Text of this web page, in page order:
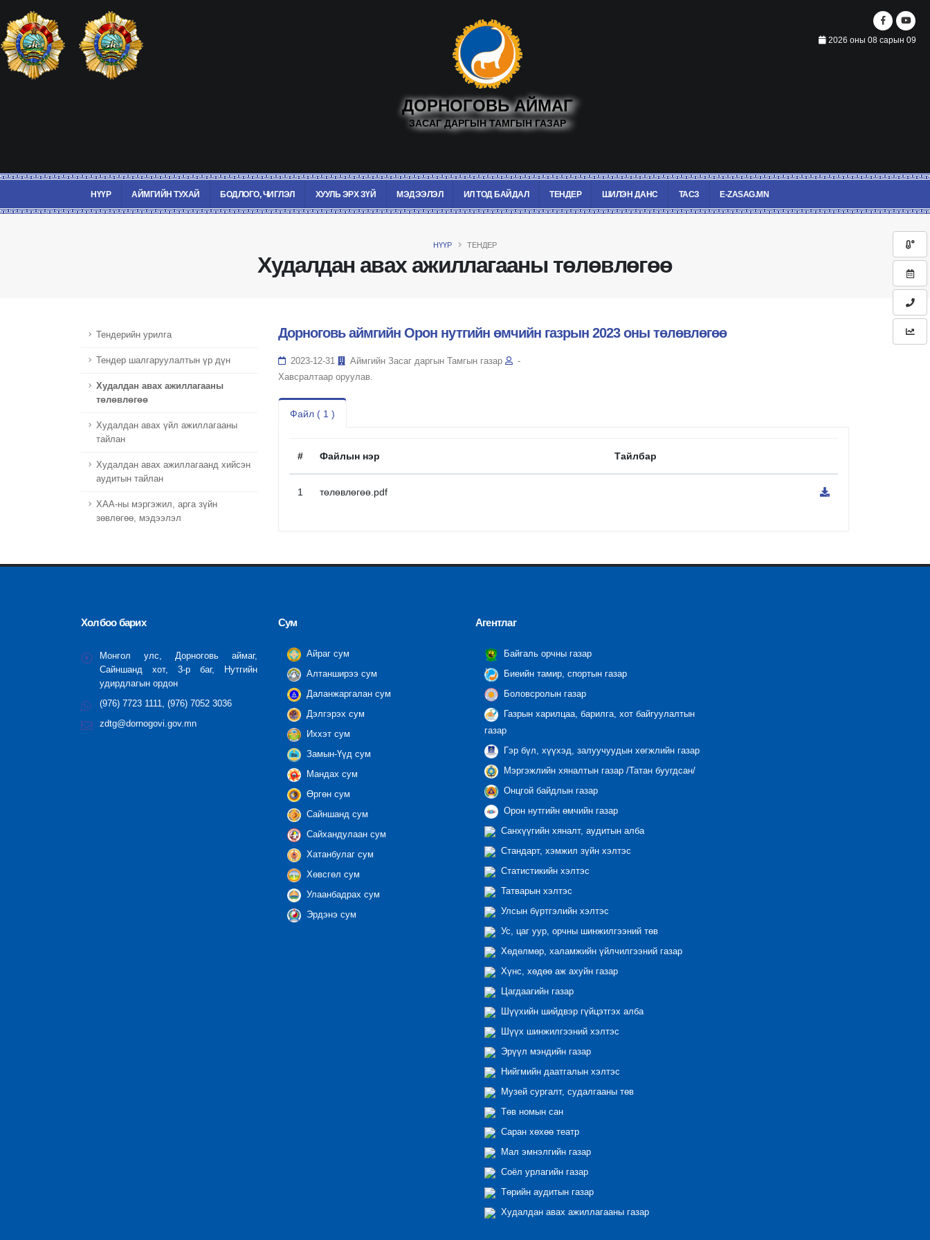
2026 оны 08 сарын 09
ДОРНОГОВЬ АЙМАГ
ЗАСАГ ДАРГЫН ТАМГЫН ГАЗАР
НҮҮР АЙМГИЙН ТУХАЙ БОДЛОГО, ЧИГЛЭЛ ХУУЛЬ ЭРХ ЗҮЙ МЭДЭЭЛЭЛ ИЛ ТОД БАЙДАЛ ТЕНДЕР ШИЛЭН ДАНС ТАСЗ E-ZASAG.MN
НҮҮР ТЕНДЕР
Худалдан авах ажиллагааны төлөвлөгөө
Тендерийн урилга
Тендер шалгаруулалтын үр дүн
Худалдан авах ажиллагааны
төлөвлөгөө
Худалдан авах үйл ажиллагааны
тайлан
Худалдан авах ажиллагаанд хийсэн
аудитын тайлан
ХАА-ны мэргэжил, арга зүйн
зөвлөгөө, мэдээлэл
Дорноговь аймгийн Орон нутгийн өмчийн газрын 2023 оны төлөвлөгөө
2023-12-31 Аймгийн Засаг даргын Тамгын газар -
Хавсралтаар оруулав.
Файл ( 1 )
# Файлын нэр Тайлбар
1 төлөвлөгөө.pdf
Холбоо барих
Монгол улс, Дорноговь аймаг,
Сайншанд хот, 3-р баг, Нутгийн
удирдлагын ордон
(976) 7723 1111, (976) 7052 3036
zdtg@dornogovi.gov.mn
Сум
Айраг сум
Алтанширээ сум
Даланжаргалан сум
Дэлгэрэх сум
Иххэт сум
Замын-Үүд сум
Мандах сум
Өргөн сум
Сайншанд сум
Сайхандулаан сум
Хатанбулаг сум
Хөвсгөл сум
Улаанбадрах сум
Эрдэнэ сум
Агентлаг
Байгаль орчны газар
Биеийн тамир, спортын газар
Боловсролын газар
Газрын харилцаа, барилга, хот байгуулалтын
газар
Гэр бүл, хүүхэд, залуучуудын хөгжлийн газар
Мэргэжлийн хяналтын газар /Татан буугдсан/
Онцгой байдлын газар
Орон нутгийн өмчийн газар
Санхүүгийн хяналт, аудитын алба
Стандарт, хэмжил зүйн хэлтэс
Статистикийн хэлтэс
Татварын хэлтэс
Улсын бүртгэлийн хэлтэс
Ус, цаг уур, орчны шинжилгээний төв
Хөдөлмөр, халамжийн үйлчилгээний газар
Хүнс, хөдөө аж ахуйн газар
Цагдаагийн газар
Шүүхийн шийдвэр гүйцэтгэх алба
Шүүх шинжилгээний хэлтэс
Эрүүл мэндийн газар
Нийгмийн даатгалын хэлтэс
Музей сургалт, судалгааны төв
Төв номын сан
Саран хөхөө театр
Мал эмнэлгийн газар
Соёл урлагийн газар
Төрийн аудитын газар
Худалдан авах ажиллагааны газар